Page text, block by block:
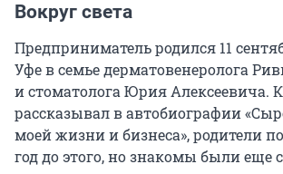
Вокруг света
Предприниматель родился 11
Уфе в семье дерматовенеролога
и стоматолога Юрия Алексеевича.
рассказывал в автобиографии
моей жизни и бизнеса», родители
год до этого, но знакомы были еще